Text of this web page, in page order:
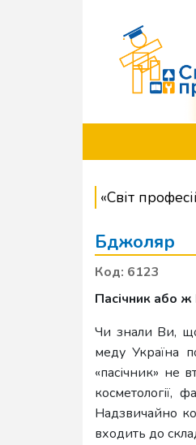
«Світ
Бджоляр
Код: 6123
Пасічник або
Чи знали Ви,
меду Україна
«пасічник» не
косметології,
Надзвичайно
входить до